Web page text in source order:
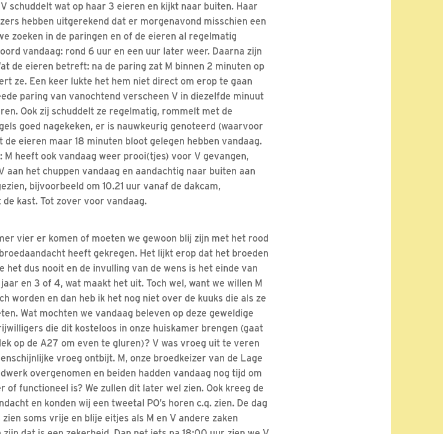
schuddelt wat op haar 3 eieren en kijkt naar buiten. Haar
hebben uitgerekend dat er morgenavond misschien een
zoeken in de paringen en of de eieren al regelmatig
vandaag: rond 6 uur en een uur later weer. Daarna zijn
de eieren betreft: na de paring zat M binnen 2 minuten op
ze. Een keer lukte het hem niet direct om erop te gaan
paring van vanochtend verscheen V in diezelfde minuut
Ook zij schuddelt ze regelmatig, rommelt met de
goed nagekeken, er is nauwkeurig genoteerd (waarvoor
eieren maar 18 minuten bloot gelegen hebben vandaag.
heeft ook vandaag weer prooi(tjes) voor V gevangen,
aan het chuppen vandaag en aandachtig naar buiten aan
bijvoorbeeld om 10.21 uur vanaf de dakcam,
kast. Tot zover voor vandaag.
vier er komen of moeten we gewoon blij zijn met het rood
heeft gekregen. Het lijkt erop dat het broeden
het dus nooit en de invulling van de wens is het einde van
en 3 of 4, wat maakt het uit. Toch wel, want we willen M
worden en dan heb ik het nog niet over de kuuks die als ze
Wat mochten we vandaag beleven op deze geweldige
die dit kosteloos in onze huiskamer brengen (gaat
op de A27 om even te gluren)? V was vroeg uit te veren
vroeg ontbijt. M, onze broedkeizer van de Lage
overgenomen en beiden hadden vandaag nog tijd om
of functioneel is? We zullen dit later wel zien. Ook kreeg de
en konden wij een tweetal PO’s horen c.q. zien. De dag
soms vrije en blije eitjes als M en V andere zaken